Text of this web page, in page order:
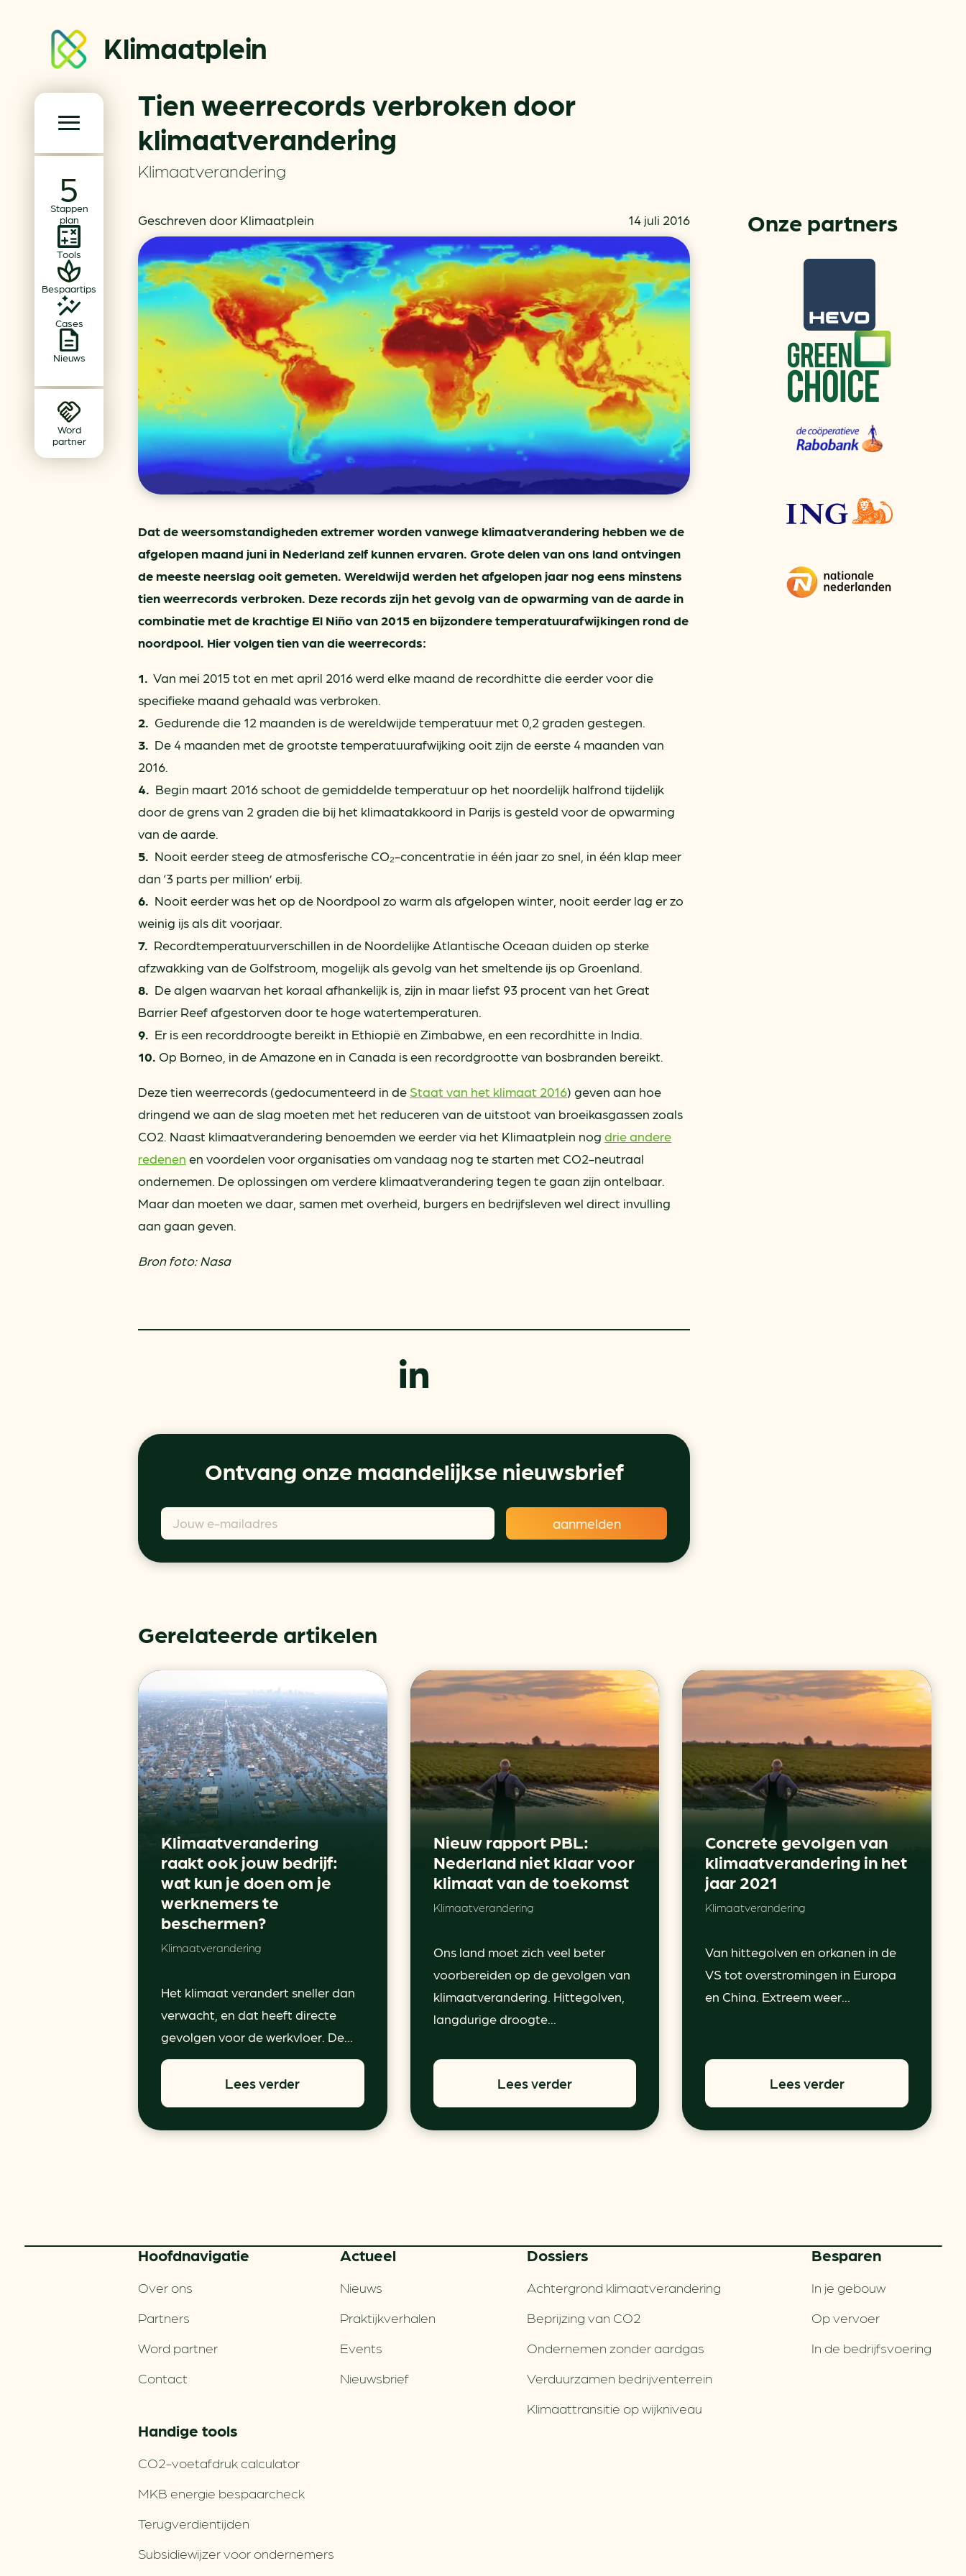
Klimaatplein
Stappen
plan
Tools
Bespaartips
Cases
Nieuws
Word
partner
Klimaatplein
Hoofd­navigatie
Partners
Word partner
Contact
Events
Nieuwsbrief
Dossiers
Achtergrond klimaatverandering
Beprijzing van CO2
Ondernemen zonder aardgas
Verduurzamen bedrijventerrein
Klimaattransitie op wijkniveau
Besparen
In je gebouw
Op vervoer
In de bedrijfsvoering
MKB energie bespaarcheck
Terugverdien­tijden
Subsidiewijzer voor ondernemers
Voorkomen van klimaatschade
Autobrandstof besparen
Verlichtingscan
Wegwijzers energie besparen
Hergebruiken of recyclen van bijproducten
voor het MKB
Energie besparen op uw PC
info@klimaatplein.nl (073) 822 74 86
Tien weerrecords verbroken door
klimaatverandering
Klimaatverandering
Geschreven door Klimaatplein 14 juli 2016
Dat de weersomstandigheden extremer worden vanwege klimaatverandering hebben we de
afgelopen maand juni in Nederland zelf kunnen ervaren. Grote delen van ons land ontvingen
de meeste neerslag ooit gemeten. Wereldwijd werden het afgelopen jaar nog eens minstens
tien weerrecords verbroken. Deze records zijn het gevolg van de opwarming van de aarde in
combinatie met de krachtige El Niño van 2015 en bijzondere temperatuurafwijkingen rond de
noordpool. Hier volgen tien van die weerrecords:
1. Van mei 2015 tot en met april 2016 werd elke maand de recordhitte die eerder voor die
specifieke maand gehaald was verbroken.
2. Gedurende die 12 maanden is de wereldwijde temperatuur met 0,2 graden gestegen.
3. De 4 maanden met de grootste temperatuurafwijking ooit zijn de eerste 4 maanden van
2016.
4. Begin maart 2016 schoot de gemiddelde temperatuur op het noordelijk halfrond tijdelijk
door de grens van 2 graden die bij het klimaatakkoord in Parijs is gesteld voor de opwarming
van de aarde.
5. Nooit eerder steeg de atmosferische CO₂-concentratie in één jaar zo snel, in één klap meer
dan ‘3 parts per million’ erbij.
6. Nooit eerder was het op de Noordpool zo warm als afgelopen winter, nooit eerder lag er zo
weinig ijs als dit voorjaar.
7. Recordtemperatuurverschillen in de Noordelijke Atlantische Oceaan duiden op sterke
afzwakking van de Golfstroom, mogelijk als gevolg van het smeltende ijs op Groenland.
8. De algen waarvan het koraal afhankelijk is, zijn in maar liefst 93 procent van het Great
Barrier Reef afgestorven door te hoge watertemperaturen.
9. Er is een recorddroogte bereikt in Ethiopië en Zimbabwe, en een recordhitte in India.
10. Op Borneo, in de Amazone en in Canada is een recordgrootte van bosbranden bereikt.
Deze tien weerrecords (gedocumenteerd in de Staat van het klimaat 2016) geven aan hoe
dringend we aan de slag moeten met het reduceren van de uitstoot van broeikasgassen zoals
CO2. Naast klimaatverandering benoemden we eerder via het Klimaatplein nog drie andere
redenen en voordelen voor organisaties om vandaag nog te starten met CO2-neutraal
ondernemen. De oplossingen om verdere klimaatverandering tegen te gaan zijn ontelbaar.
Maar dan moeten we daar, samen met overheid, burgers en bedrijfsleven wel direct invulling
aan gaan geven.
Bron foto: Nasa
Ontvang onze maandelijkse nieuwsbrief
Onze partners
Gerelateerde artikelen
Klimaatverandering
raakt ook jouw bedrijf:
wat kun je doen om je
werknemers te
beschermen?
Klimaatverandering
Het klimaat verandert sneller dan
verwacht, en dat heeft directe
gevolgen voor de werkvloer. De...
Lees verder
Nieuw rapport PBL:
Nederland niet klaar voor
klimaat van de toekomst
Klimaatverandering
Ons land moet zich veel beter
voorbereiden op de gevolgen van
klimaatverandering. Hittegolven,
langdurige droogte...
Lees verder
Concrete gevolgen van
klimaatverandering in het
jaar 2021
Klimaatverandering
Van hittegolven en orkanen in de
VS tot overstromingen in Europa
en China. Extreem weer...
Lees verder
Hoofd­navigatie
Over ons
Partners
Word partner
Contact
Actueel
Nieuws
Praktijkverhalen
Events
Nieuwsbrief
Dossiers
Achtergrond klimaatverandering
Beprijzing van CO2
Ondernemen zonder aardgas
Verduurzamen bedrijventerrein
Klimaattransitie op wijkniveau
Besparen
In je gebouw
Op vervoer
In de bedrijfsvoering
Handige tools
CO2-voetafdruk calculator
MKB energie bespaarcheck
Terugverdien­tijden
Subsidiewijzer voor ondernemers